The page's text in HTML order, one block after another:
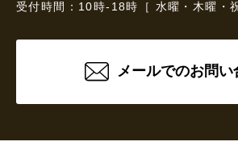
受付時間：10時-18時［ 水曜・木曜・
メールでのお問い